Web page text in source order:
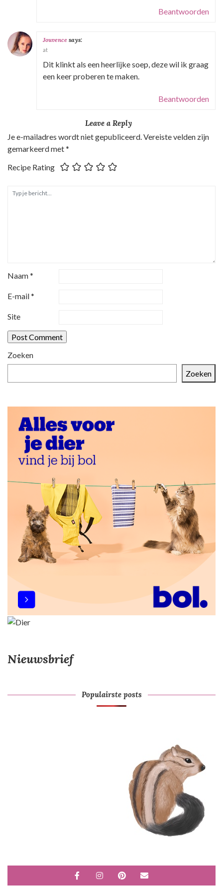
Beantwoorden
Jouvence says:
at
Dit klinkt als een heerlijke soep, deze wil ik graag
een keer proberen te maken.
Beantwoorden
Leave a Reply
Je e-mailadres wordt niet gepubliceerd.Vereiste velden zijn
gemarkeerd met*
Recipe Rating
Naam*
E-mail*
Site
Zoeken
Zoeken
Nieuwsbrief
Populairste posts